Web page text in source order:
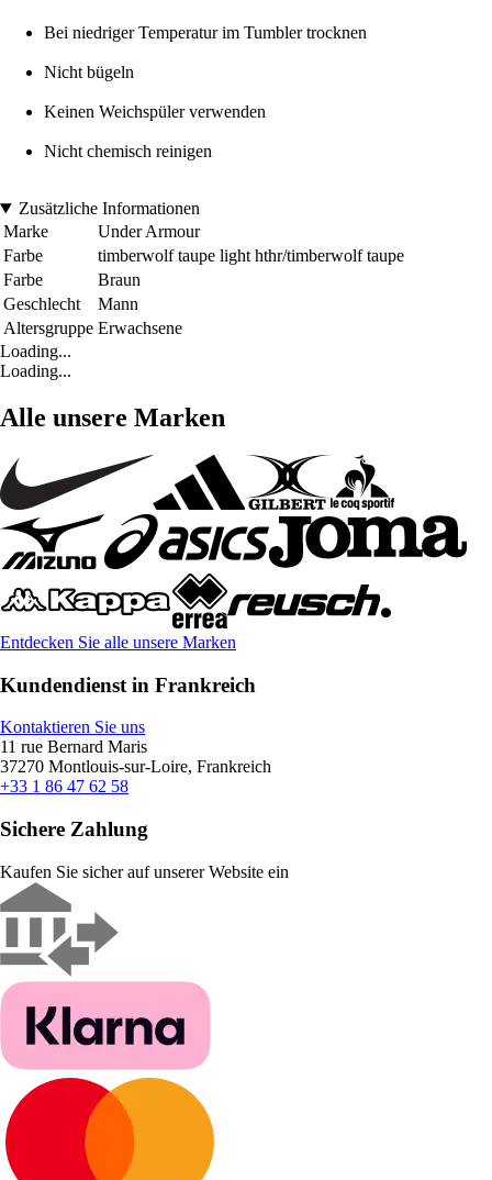
Bei niedriger Temperatur im Tumbler trocknen
Nicht bügeln
Keinen Weichspüler verwenden
Nicht chemisch reinigen
Zusätzliche Informationen
Marke
Under Armour
Farbe
timberwolf taupe light hthr/timberwolf taupe
Farbe
Braun
Geschlecht
Mann
Altersgruppe Erwachsene
Loading...
Loading...
Alle unsere Marken
Entdecken Sie alle unsere Marken
Kundendienst in Frankreich
Kontaktieren Sie uns
11 rue Bernard Maris
37270 Montlouis-sur-Loire, Frankreich
+33 1 86 47 62 58
Sichere Zahlung
Kaufen Sie sicher auf unserer Website ein